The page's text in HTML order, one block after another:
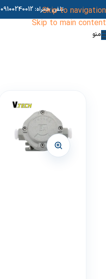
Skip to navigation
Skip to main content
تلفن همراه: 09100240012
منو